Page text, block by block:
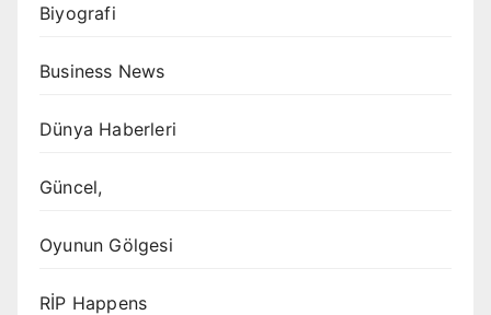
Biyografi
Business News
Dünya Haberleri
Güncel,
Oyunun Gölgesi
RİP Happens